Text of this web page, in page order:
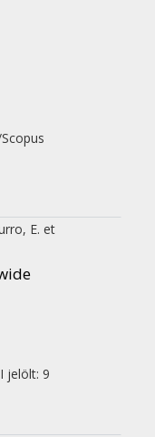
E. et
jelölt: 9